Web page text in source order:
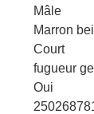
Mâle
Marron
Court
Oui